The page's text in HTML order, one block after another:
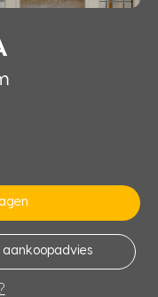
aankoopadvies